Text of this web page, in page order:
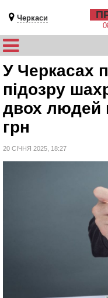
Черкаси
У Черкасах
підозру
двох людей
грн
20 СІЧНЯ 2025, 18:27